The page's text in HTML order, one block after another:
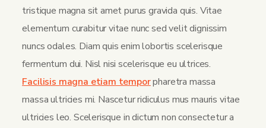
tristique magna sit amet purus gravida quis. Vitae
elementum curabitur vitae nunc sed velit dignissim
nuncs odales. Diam quis enim lobortis scelerisque
fermentum dui. Nisl nisi scelerisque eu ultrices.
Facilisis magna etiam temporpharetra massa
massa ultricies mi. Nascetur ridiculus mus mauris vitae
ultricies leo. Scelerisque in dictum non consectetur a